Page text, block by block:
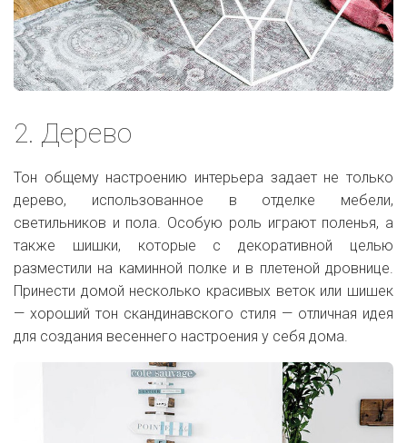
2. Дерево
Тон общему настроению интерьера задает не только
дерево, использованное в отделке мебели,
светильников и пола. Особую роль играют поленья, а
также шишки, которые с декоративной целью
разместили на каминной полке и в плетеной дровнице.
Принести домой несколько красивых веток или шишек
— хороший тон скандинавского стиля — отличная идея
для создания весеннего настроения у себя дома.